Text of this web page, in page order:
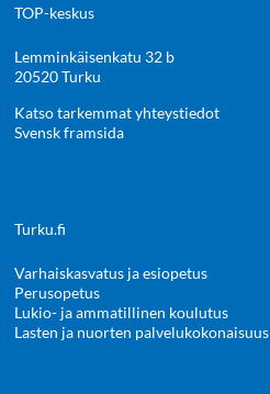
TOP-keskus
Lemminkäisenkatu 32 b
20520 Turku
Katso tarkemmat yhteystiedot
Svensk framsida
Turku.fi
Varhaiskasvatus ja esiopetus
Perusopetus
Lukio- ja ammatillinen koulutus
Lasten ja nuorten palvelukokonaisuus